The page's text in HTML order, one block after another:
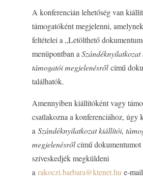
A konferencián lehetőség van
támogatóként megjelenni,
feltételei a „Letölthető
menüpontban a
támogatói megjelenésrőlcímű
találhatók.
Amennyiben kiállítóként vagy
csatlakozna a konferenciához, úgy
a Szándéknyilatkozat kiállítói,
megjelenésrőlcímű
szíveskedjék megküldeni
a rakoczi.barbara@ktenet.hu e-